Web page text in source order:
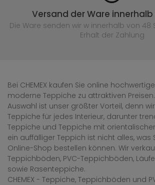
Versand der Ware
Die Ware senden wir w innerhalb von 48
Erhalt der Zahlung
Bei CHEMEX kaufen Sie online
moderne Teppiche zu attraktiven
Auswahl ist unser größter Vorteil, denn
Teppiche für jedes Interieur, darunter
Teppiche und Teppiche mit
ein auffälliger Teppich ist nicht alles, was
Online-Shop bestellen können. Wir
Teppichböden, PVC-Teppichböden,
sowie Rasenteppiche.
CHEMEX - Teppiche, Teppichböden und